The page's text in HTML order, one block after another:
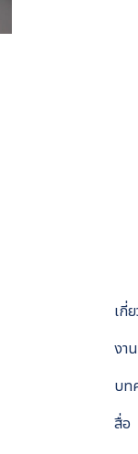
เกี่
งา
บท
สื่อ